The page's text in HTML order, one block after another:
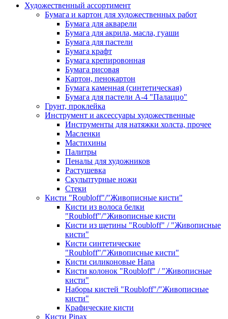
Художественный ассортимент
Бумага и картон для художественных работ
Бумага для акварели
Бумага для акрила, масла, гуаши
Бумага для пастели
Бумага крафт
Бумага крепировонная
Бумага рисовая
Картон, пенокартон
Бумага каменная (синтетическая)
Бумага для пастели А-4 "Палаццо"
Грунт, проклейка
Инструмент и аксессуары художественные
Инструменты для натяжки холста, прочее
Масленки
Мастихины
Палитры
Пеналы для художников
Растушевка
Скульптурные ножи
Стеки
Кисти "Roubloff"/"Живописные кисти"
Кисти из волоса белки
"Roubloff"/"Живописные кисти
Кисти из щетины "Roubloff" / "Живописные
кисти"
Кисти синтетические
"Roubloff"/"Живописные кисти"
Кисти силиконовые Hana
Кисти колонок "Roubloff" / "Живописные
кисти"
Наборы кистей "Roubloff"/"Живописные
кисти"
Крафические кисти
Кисти Pinax